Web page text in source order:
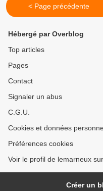
< Page précédente
Hébergé par Overblog
Top articles
Pages
Contact
Signaler un abus
C.G.U.
Cookies et données
Préférences cookies
Voir le profil de lemarneux
Créer un